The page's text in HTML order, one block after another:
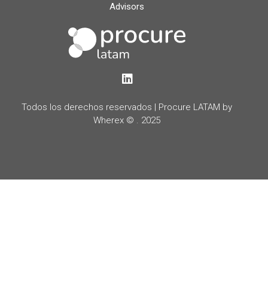
Advisors
LinkedIn
Todos los derechos reservados | Procure LATAM by
Wherex © . 2025